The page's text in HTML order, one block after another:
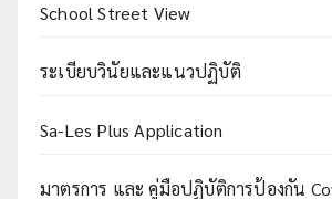
School Street View
ระเบียบวินัยและแนวปฏิบัติ
Sa-Les Plus Application
มาตรการ และ คู่มือปฏิบัติการป้องกัน